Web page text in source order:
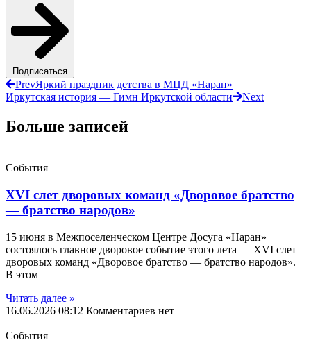
Подписаться
PrevЯркий праздник детства в МЦД «Наран»
Иркутская история — Гимн Иркутской области
Next
Больше записей
События
XVI слет дворовых команд «Дворовое братство
— братство народов»
15 июня в Межпоселенческом Центре Досуга «Наран»
состоялось главное дворовое событие этого лета — XVI слет
дворовых команд «Дворовое братство — братство народов».
В этом
Читать далеe »
16.06.2026 08:12 Комментариев нет
События